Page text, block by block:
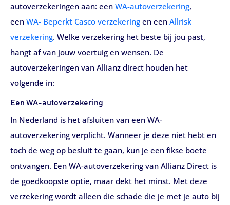
autoverzekeringen aan: een WA-autoverzekering,
een WA- Beperkt Casco verzekering en een Allrisk
verzekering. Welke verzekering het beste bij jou past,
hangt af van jouw voertuig en wensen. De
autoverzekeringen van Allianz direct houden het
volgende in:
Een WA-autoverzekering
In Nederland is het afsluiten van een WA-
autoverzekering verplicht. Wanneer je deze niet hebt en
toch de weg op besluit te gaan, kun je een fikse boete
ontvangen. Een WA-autoverzekering van Allianz Direct is
de goedkoopste optie, maar dekt het minst. Met deze
verzekering wordt alleen die schade die je met je auto bij